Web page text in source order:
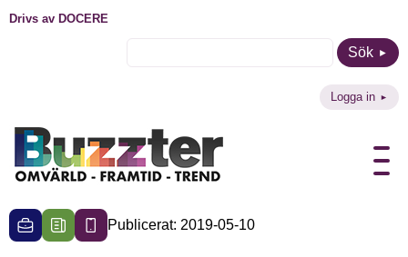
Drivs av DOCERE
Sök
Logga in
Publicerat: 2019-05-10